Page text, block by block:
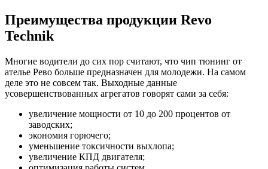
Преимущества продукции Revo
Technik
Многие водители до сих пор считают, что чип тюнинг от
ателье Рево больше предназначен для молодежи. На самом
деле это не совсем так. Выходные данные
усовершенствованных агрегатов говорят сами за себя:
увеличение мощности от 10 до 200 процентов от
заводских;
экономия горючего;
уменьшение токсичности выхлопа;
увеличение КПД двигателя;